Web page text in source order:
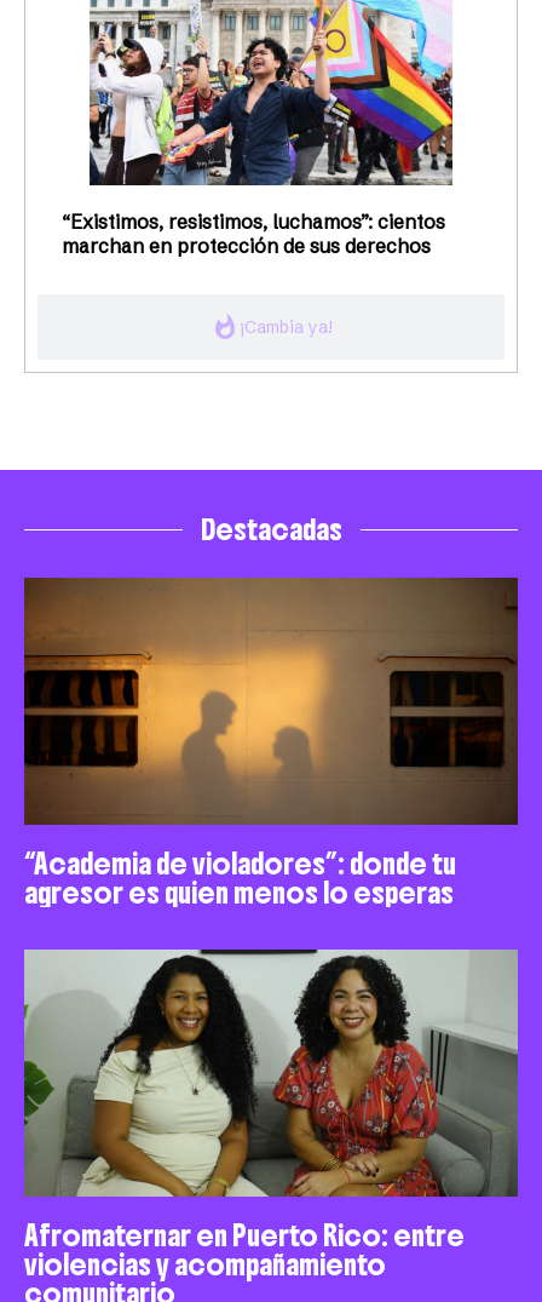
whatshot ¡Cambia ya!
“Existimos, resistimos, luchamos”: cientos
marchan en protección de sus derechos
Destacadas
“Academia de violadores”: donde tu
agresor es quien menos lo esperas
Afromaternar en Puerto Rico: entre
violencias y acompañamiento
comunitario